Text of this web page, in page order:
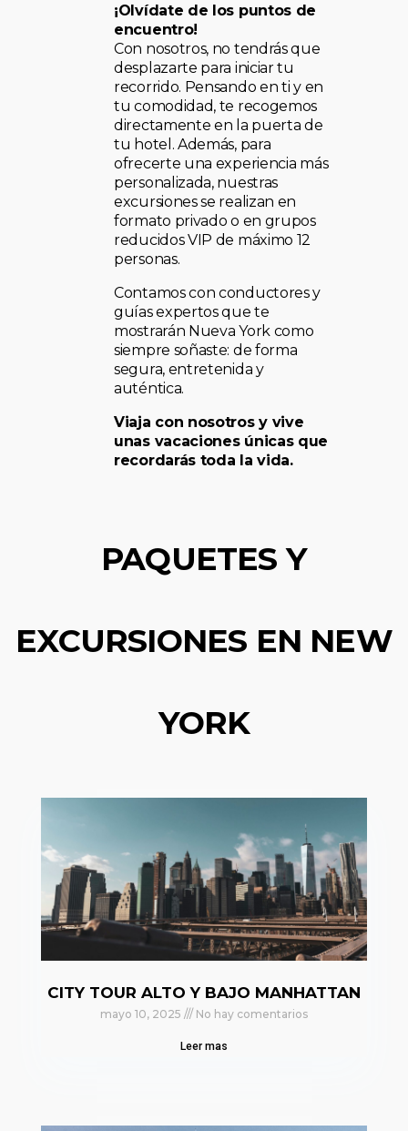
¡Olvídate de los puntos de
encuentro!
Con nosotros, no tendrás que
desplazarte para iniciar tu
recorrido. Pensando en ti y en
tu comodidad, te recogemos
directamente en la puerta de
tu hotel. Además, para
ofrecerte una experiencia más
personalizada, nuestras
excursiones se realizan en
formato privado o en grupos
reducidos VIP de máximo 12
personas.
Contamos con conductores y
guías expertos que te
mostrarán Nueva York como
siempre soñaste: de forma
segura, entretenida y
auténtica.
Viaja con nosotros y vive
unas vacaciones únicas que
recordarás toda la vida.
PAQUETES Y
EXCURSIONES EN NEW
YORK
CITY TOUR ALTO Y BAJO MANHATTAN
mayo 10, 2025 No hay comentarios
Leer mas